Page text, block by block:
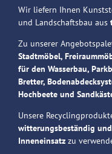
Wir liefern Ihnen
und Landschaftsbau aus
Zu unserer
Stadtmöbel,
für den Wasserbau,
Bretter,
Hochbeete und
Unsere
witterungsbeständig
Inneneinsatz zu